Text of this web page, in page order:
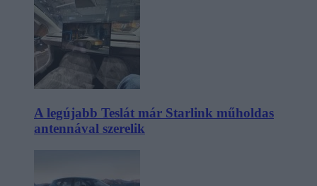
A legújabb Teslát már Starlink műholdas
antennával szerelik